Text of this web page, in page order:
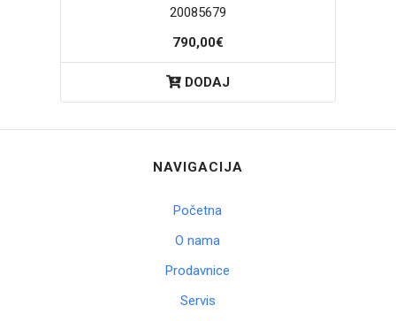
20085679
790,00€
DODAJ
NAVIGACIJA
Početna
O nama
Prodavnice
Servis